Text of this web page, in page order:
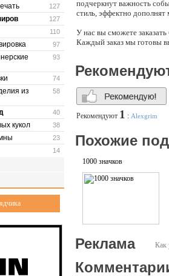
127
127
110
97
93
74
58
из
40
38
кукол
23
14
подчеркнут важность
стиль, эффектно
У нас вы сможете
Каждый заказ мы готовы
Рекомендуют 1 : Alexgrim
Похожие
1000 значков
Как
Реклама